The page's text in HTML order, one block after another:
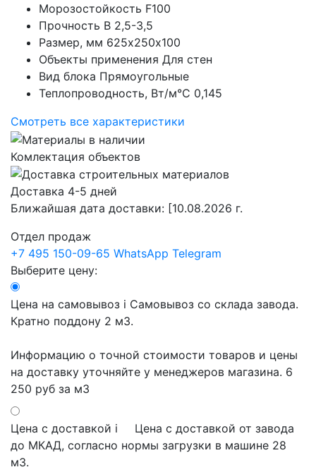
Морозостойкость F100
Прочность B 2,5-3,5
Размер, мм 625х250х100
Объекты применения Для стен
Вид блока Прямоугольные
Теплопроводность, Вт/м°С 0,145
Смотреть все характеристики
Комлектация объектов
Доставка 4-5 дней
Ближайшая дата доставки: [10.08.2026 г.
Отдел продаж
+7 495 150-09-65 WhatsApp Telegram
Выберите цену:
Цена на самовывоз i Самовывоз со склада завода.
Кратно поддону 2 м3.
Информацию о точной стоимости товаров и цены
на доставку уточняйте у менеджеров магазина. 6
250 руб за м3
Цена с доставкой i
Цена с доставкой от завода
до МКАД, согласно нормы загрузки в машине 28
м3.